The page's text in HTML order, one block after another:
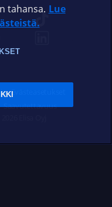
Evästeasetukset
Saavutettavuus
tahansa. Lue